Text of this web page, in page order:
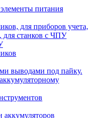
питания
для приборов учета,
для станков с ЧПУ
выводами под пайку.
аккумуляторов